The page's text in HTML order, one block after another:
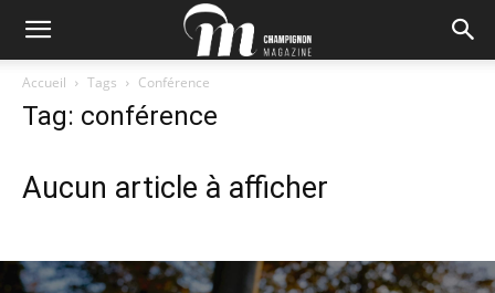
Accueil Tags Conférence
Tag: conférence
Aucun article à afficher